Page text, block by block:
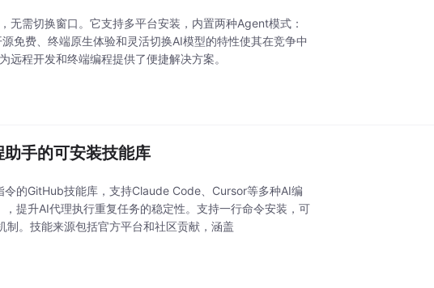
需切换窗口。它支持多平台安装，内置两种Agent模式：
免费、终端原生体验和灵活切换AI模型的特性使其在竞争中
程开发和终端编程提供了便捷解决方案。
手的可安装技能库
的GitHub技能库，支持Claude Code、Cursor等多种AI编
提升AI代理执行重复任务的稳定性。支持一行命令安装，可
。技能来源包括官方平台和社区贡献，涵盖